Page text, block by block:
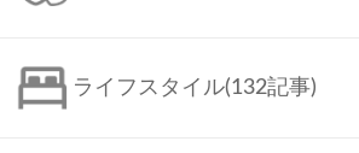
ライフスタイル(132記事)